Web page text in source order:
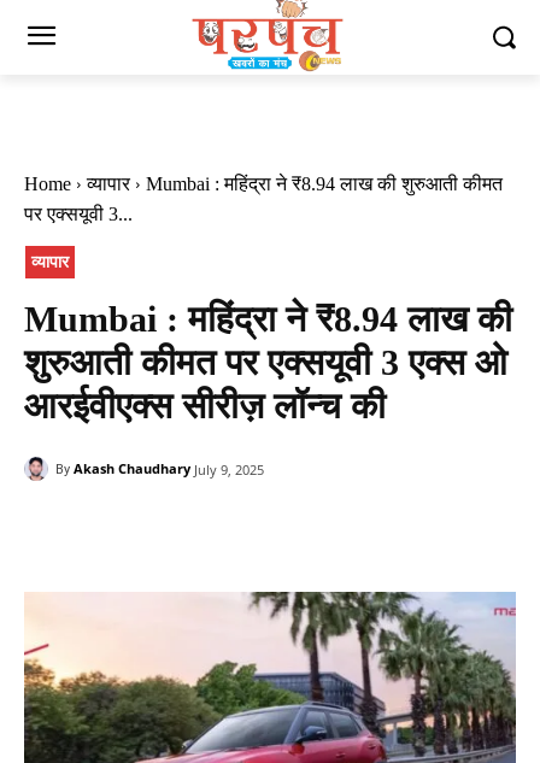
Home व्यापार
Mumbai : महिंद्रा ने ₹8.94 लाख की शुरुआती कीमत
पर एक्सयूवी 3...
व्यापार
Mumbai : महिंद्रा ने ₹8.94 लाख की
शुरुआती कीमत पर एक्सयूवी 3 एक्स ओ
आरईवीएक्स सीरीज़ लॉन्च की
By Akash Chaudhary July 9, 2025